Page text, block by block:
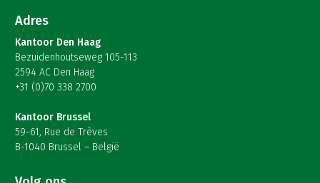
Adres
Kantoor Den Haag
Bezuidenhoutseweg 105-113
2594 AC Den Haag
+31 (0)70 338 2700
Kantoor Brussel
59-61, Rue de Trèves
B-1040 Brussel – België